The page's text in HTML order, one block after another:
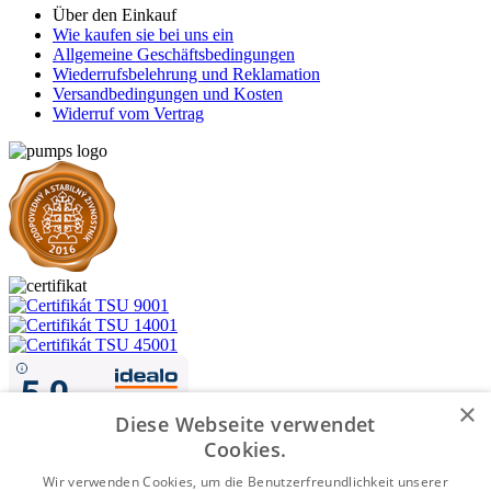
Über den Einkauf
Wie kaufen sie bei uns ein
Allgemeine Geschäftsbedingungen
Wiederrufsbelehrung und Reklamation
Versandbedingungen und Kosten
Widerruf vom Vertrag
×
Diese Webseite verwendet
Cookies.
Wir verwenden Cookies, um die Benutzerfreundlichkeit unserer